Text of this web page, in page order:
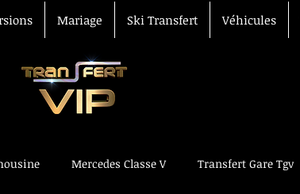
Mariage Ski Transfert Véhicules
Mercedes Classe V Transfert Gare Tgv